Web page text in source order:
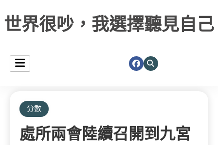
世界很吵，我選擇聽見自己
分數
處所兩會陸續召開到九宮